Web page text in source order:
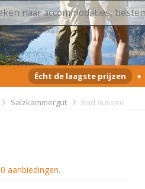
Écht de laagste prijzen +
Salzkammergut Bad Aussee
0 aanbiedingen.